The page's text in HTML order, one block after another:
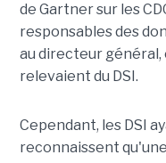
de Gartner sur les
responsables des
au directeur général,
relevaient du DSI.
Cependant, les DSI
reconnaissent